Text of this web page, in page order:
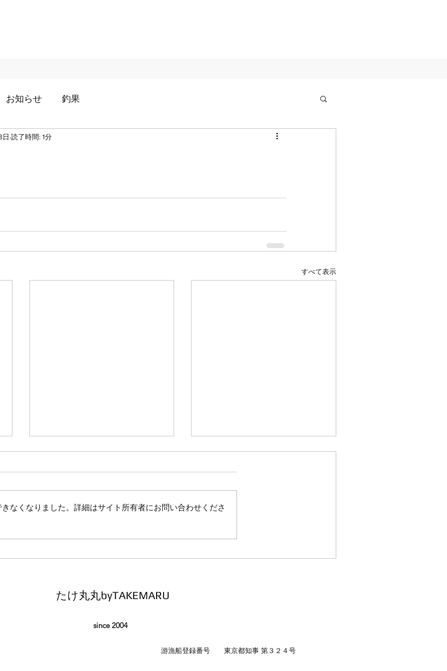
お知らせ 釣果
日 読了時間: 1分
すべて表示
鯛ラバ
本日の釣果 マダイ ０枚 他、サバ
ん、今日も一日本当にありがとう
鯛ラバ
本日の釣果 マダイ ０枚 コメント
ありがとうございました！
なくなりました。詳細はサイト所有者にお問い合わせくださ
たけ丸丸byTAKEMARU
since 2004
​游漁船登録番号 東京都知事 第３２４号